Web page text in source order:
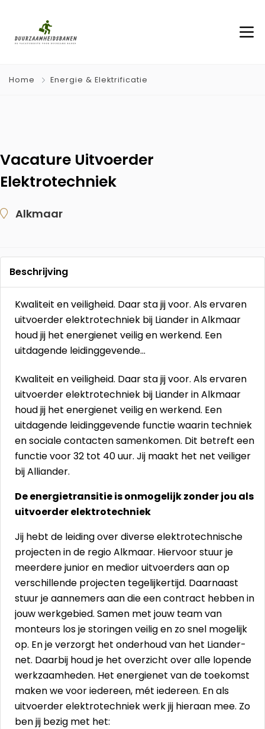
Home Energie & Elektrificatie
Vacature Uitvoerder
Elektrotechniek
Alkmaar
Beschrijving
Kwaliteit en veiligheid. Daar sta jij voor. Als ervaren
uitvoerder elektrotechniek bij Liander in Alkmaar
houd jij het energienet veilig en werkend. Een
uitdagende leidinggevende…
Kwaliteit en veiligheid. Daar sta jij voor. Als ervaren
uitvoerder elektrotechniek bij Liander in Alkmaar
houd jij het energienet veilig en werkend. Een
uitdagende leidinggevende functie waarin techniek
en sociale contacten samenkomen. Dit betreft een
functie voor 32 tot 40 uur. Jij maakt het net veiliger
bij Alliander.
De energietransitie is onmogelijk zonder jou als
uitvoerder elektrotechniek
Jij hebt de leiding over diverse elektrotechnische
projecten in de regio Alkmaar. Hiervoor stuur je
meerdere junior en medior uitvoerders aan op
verschillende projecten tegelijkertijd. Daarnaast
stuur je aannemers aan die een contract hebben in
jouw werkgebied. Samen met jouw team van
monteurs los je storingen veilig en zo snel mogelijk
op. En je verzorgt het onderhoud van het Liander-
net. Daarbij houd je het overzicht over alle lopende
werkzaamheden. Het energienet van de toekomst
maken we voor iedereen, mét iedereen. En als
uitvoerder elektrotechniek werk jij hieraan mee. Zo
ben jij bezig met het: